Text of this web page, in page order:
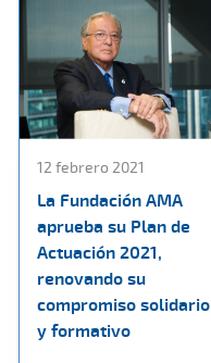
12 febrero 2021
La Fundación AMA
aprueba su Plan de
Actuación 2021,
renovando su
compromiso solidario
y formativo